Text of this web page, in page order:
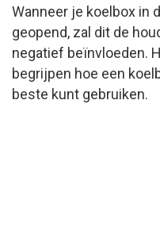
Wanneer je koelbox in
geopend, zal dit de
negatief beïnvloeden.
begrijpen hoe een
beste kunt gebruiken.